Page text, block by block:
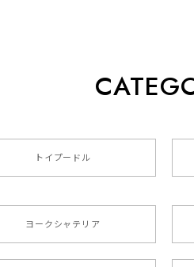
フンド 】 キャニスター 保存
色4色 】 手帳 スマホケース 犬
で可愛かったです。 ご連絡が取
トイプードル
ヨークシャテリア